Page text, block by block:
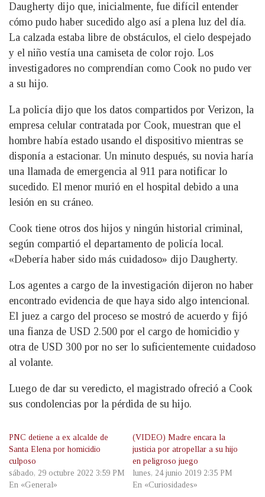
Daugherty dijo que, inicialmente, fue difícil entender
cómo pudo haber sucedido algo así a plena luz del día.
La calzada estaba libre de obstáculos, el cielo despejado
y el niño vestía una camiseta de color rojo. Los
investigadores no comprendían como Cook no pudo ver
a su hijo.
La policía dijo que los datos compartidos por Verizon, la
empresa celular contratada por Cook, muestran que el
hombre había estado usando el dispositivo mientras se
disponía a estacionar. Un minuto después, su novia haría
una llamada de emergencia al 911 para notificar lo
sucedido. El menor murió en el hospital debido a una
lesión en su cráneo.
Cook tiene otros dos hijos y ningún historial criminal,
según compartió el departamento de policía local.
«Debería haber sido más cuidadoso» dijo Daugherty.
Los agentes a cargo de la investigación dijeron no haber
encontrado evidencia de que haya sido algo intencional.
El juez a cargo del proceso se mostró de acuerdo y fijó
una fianza de USD 2.500 por el cargo de homicidio y
otra de USD 300 por no ser lo suficientemente cuidadoso
al volante.
Luego de dar su veredicto, el magistrado ofreció a Cook
sus condolencias por la pérdida de su hijo.
PNC detiene a ex alcalde de
Santa Elena por homicidio
culposo
sábado, 29 octubre 2022 3:59 PM
En «General»
(VIDEO) Madre encara la
justicia por atropellar a su hijo
en peligroso juego
lunes, 24 junio 2019 2:35 PM
En «Curiosidades»